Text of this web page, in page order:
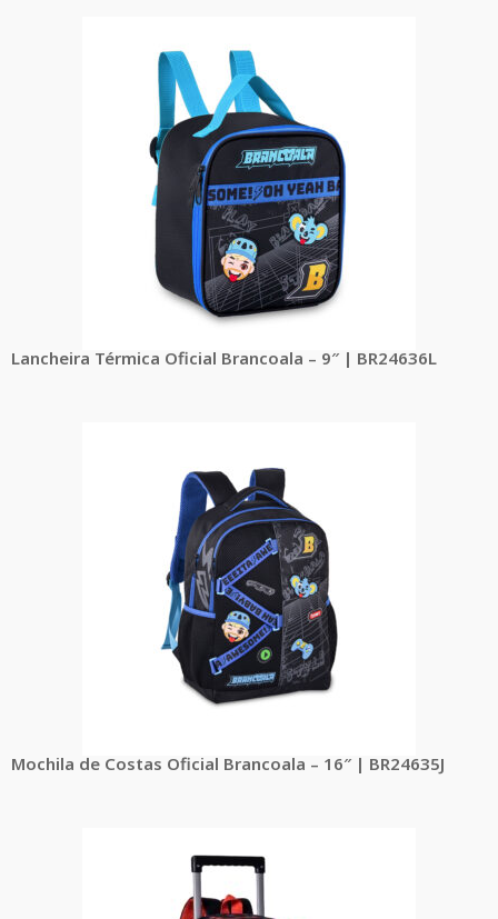
Lancheira Térmica Oficial Brancoala – 9″ | BR24636L
Mochila de Costas Oficial Brancoala – 16″ | BR24635J